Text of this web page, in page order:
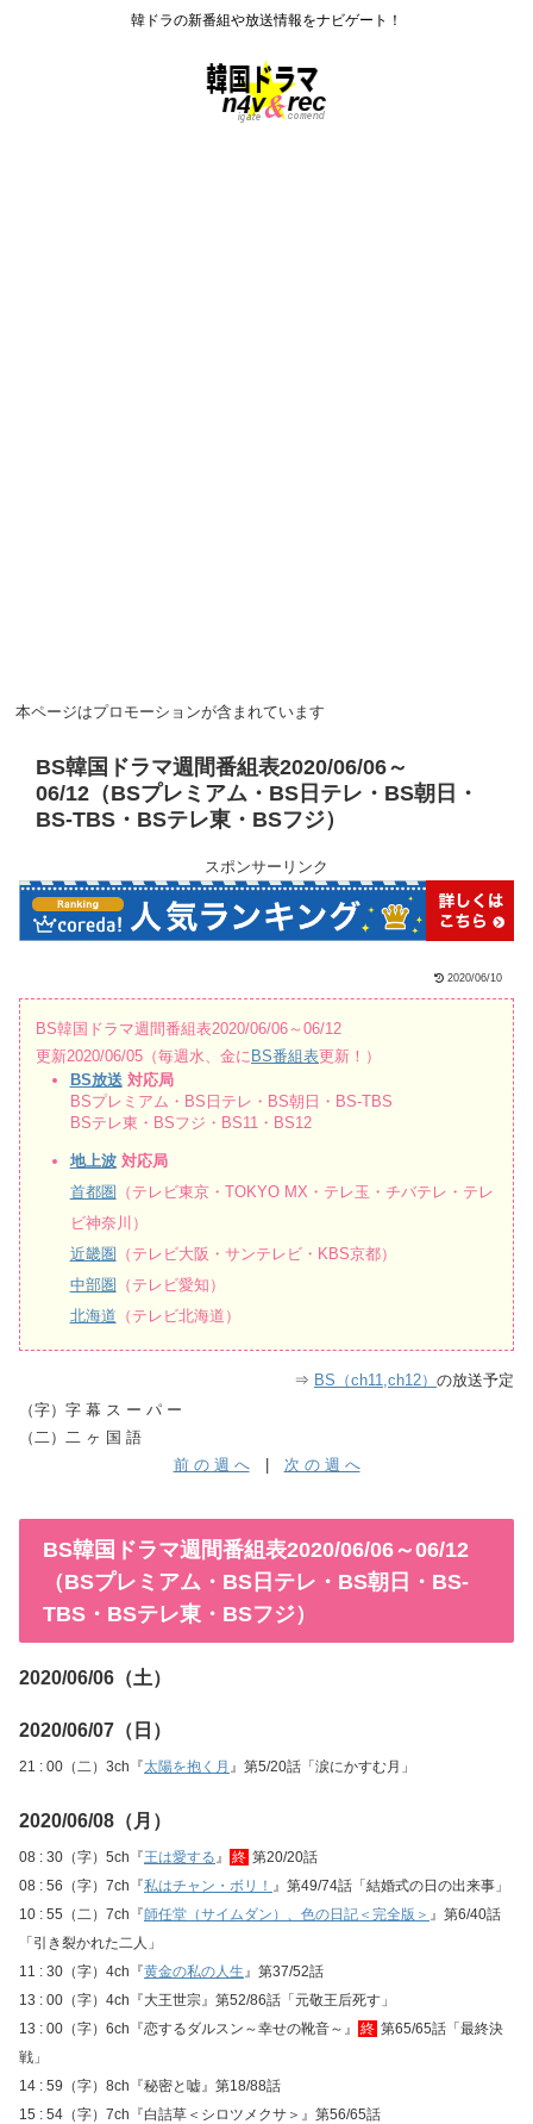
韓ドラの新番組や放送情報をナビゲート！
本ページはプロモーションが含まれています
BS韓国ドラマ週間番組表2020/06/06～
06/12（BSプレミアム・BS日テレ・BS朝日・
BS-TBS・BSテレ東・BSフジ）
スポンサーリンク
2020/06/10
BS韓国ドラマ週間番組表2020/06/06～06/12
更新2020/06/05（毎週水、金に BS番組表更新！）
BS放送 対応局
BSプレミアム・BS日テレ・BS朝日・BS-TBS
BSテレ東・BSフジ・BS11・BS12
地上波対応局
首都圏 （テレビ東京・TOKYO MX・テレ玉・チバテレ・テレ
ビ神奈川）
近畿圏 （テレビ大阪・サンテレビ・KBS京都）
中部圏 （テレビ愛知）
北海道 （テレビ北海道）
⇒ BS（ch11,ch12） の放送予定
（字）字 幕 ス ー パ ー
（二）二 ヶ 国 語
前 の 週 へ| 次 の 週 へ
BS韓国ドラマ週間番組表2020/06/06～06/12
（BSプレミアム・BS日テレ・BS朝日・BS-
TBS・BSテレ東・BSフジ）
2020/06/06（土）
2020/06/07（日）
21 : 00（二）3ch『太陽を抱く月 』第5/20話「涙にかすむ月」
2020/06/08（月）
08 : 30（字）5ch『王は愛する』 終 第20/20話
08 : 56（字）7ch『私はチャン・ボリ！ 』第49/74話「結婚式の日の出来事」
10 : 55（二）7ch『師任堂（サイムダン）、色の日記＜完全版＞ 』第6/40話
「引き裂かれた二人」
11 : 30（字）4ch『黄金の私の人生』第37/52話
13 : 00（字）4ch『大王世宗』第52/86話「元敬王后死す」
13 : 00（字）6ch『恋するダルスン～幸せの靴音～』
終 第65/65話「最終決
戦」
14 : 59（字）8ch『秘密と嘘』第18/88話
15 : 54（字）7ch『白詰草＜シロツメクサ＞』第56/65話